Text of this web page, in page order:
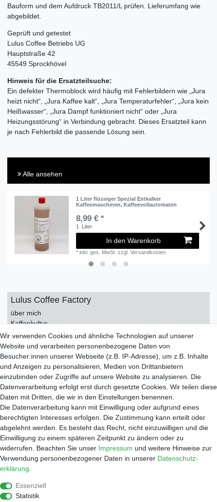
Bauform und dem Aufdruck TB2011/L prüfen. Lieferumfang wie
abgebildet.
Geprüft und getestet
Lulus Coffee Betriebs UG
Hauptstraße 42
45549 Sprockhövel
Hinweis für die Ersatzteilsuche:
Ein defekter Thermoblock wird häufig mit Fehlerbildern wie „Jura
heizt nicht“, „Jura Kaffee kalt“, „Jura Temperaturfehler“, „Jura kein
Heißwasser“, „Jura Dampf funktioniert nicht“ oder „Jura
Heizungsstörung“ in Verbindung gebracht. Dieses Ersatzteil kann
je nach Fehlerbild die passende Lösung sein.
Alle ansehen
1 Liter flüssiger Spezial Entkalker
Kaffeemaschinen, Kaffeevollautomaten
8,99 € *
1 Liter
In den Warenkorb
*inkl. ges. MwSt. zzgl.Versandkosten
Lulus Coffee Factory
über mich
Kaffeekultur
Kontakt
Impressum
Datenschutzerklärung
AGB
Service
Zahlungsarten
Versand
Widerrufsrecht
Warenkorb
Händleranfragen
Werkstatt
Reparaturauftrag
Kaffee
Wir verwenden Cookies und ähnliche Technologien auf unserer
Website und verarbeiten personenbezogene Daten von
Besucher:innen unserer Webseite (z.B. IP-Adresse), um z.B. Inhalte
und Anzeigen zu personalisieren, Medien von Drittanbietern
einzubinden oder Zugriffe auf unsere Website zu analysieren. Die
Datenverarbeitung erfolgt erst durch gesetzte Cookies. Wir teilen diese
Daten mit Dritten, die wir in den Einstellungen benennen.
Die Datenverarbeitung kann mit Einwilligung oder aufgrund eines
berechtigten Interesses erfolgen. Die Zustimmung kann erteilt oder
abgelehnt werden. Es besteht das Recht, nicht einzuwilligen und die
Einwilligung zu einem späteren Zeitpunkt zu ändern oder zu
widerrufen. Beachten Sie unser Impressum und weitere Hinweise zur
Verwendung personenbezogener Daten in unserer Daten­schutz­
erklärung
Essenziell
Statistik